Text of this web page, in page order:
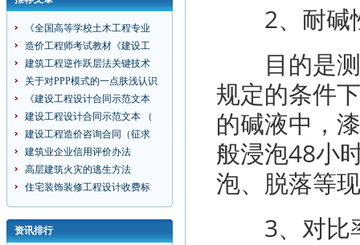
《全国高等学校土木工程专业
造价工程师考试教材《建设工
建筑工程逆作跃层法关键技术
关于对PPP模式的一点肤浅认识
《建设工程设计合同示范文本
建设工程设计合同示范文本 （
建设工程造价咨询合同（征求
建筑业企业信用评价办法
高层建筑火灾的逃生方法
住宅装饰装修工程设计收费标
资讯排行
2、耐碱
目的是测
规定的条件
的碱液中，
般浸泡48小
泡、脱落等
3、对比